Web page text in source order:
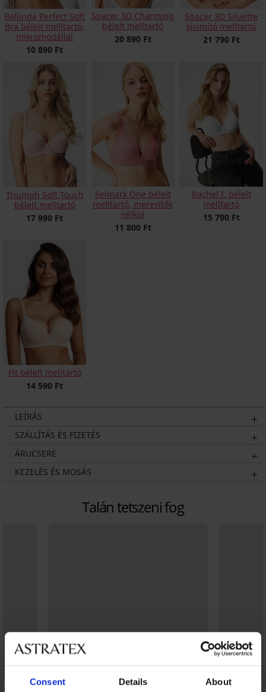
Consent Details About
Bellinda Perfect Soft
Bra bélelt melltartó,
mikromodállal
10 890 Ft
Spacer 3D Charming
bélelt melltartó
20 890 Ft
Spacer 3D Siluette
kisimító melltartó
21 790 Ft
Triumph Soft Touch
bélelt melltartó
17 990 Ft
Selmark One bélelt
melltartó, merevítők
nélkül
11 800 Ft
Rachel I. bélelt
melltartó
15 790 Ft
Fit bélelt melltartó
14 590 Ft
LEÍRÁS
SZÁLLÍTÁS ÉS FIZETÉS
ÁRUCSERE
KEZELÉS ÉS MOSÁS
Talán tetszeni fog